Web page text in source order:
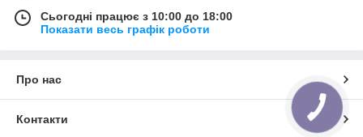
Сьогодні працює з 10:00 до 18:00
Показати весь графік роботи
Про нас
Контакти
КНОПКА
ЗВ'ЯЗКУ